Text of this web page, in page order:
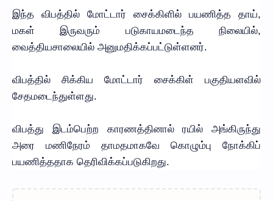
இந்த விபத்தில் மோட்டார் சைக்கிளில் பயணித்த தாய்,
மகள் இருவரும் படுகாயமடைந்த நிலையில்,
வைத்தியசாலையில் அனுமதிக்கப்பட்டுள்ளனர்.
விபத்தில் சிக்கிய மோட்டார் சைக்கிள் பகுதியளவில்
சேதமடைந்துள்ளது.
விபத்து இடம்பெற்ற காரணத்தினால் ரயில் அங்கிருந்து
அரை மணிநேரம் தாமதமாகவே கொழும்பு நோக்கிப்
பயணித்ததாக தெரிவிக்கப்படுகிறது.